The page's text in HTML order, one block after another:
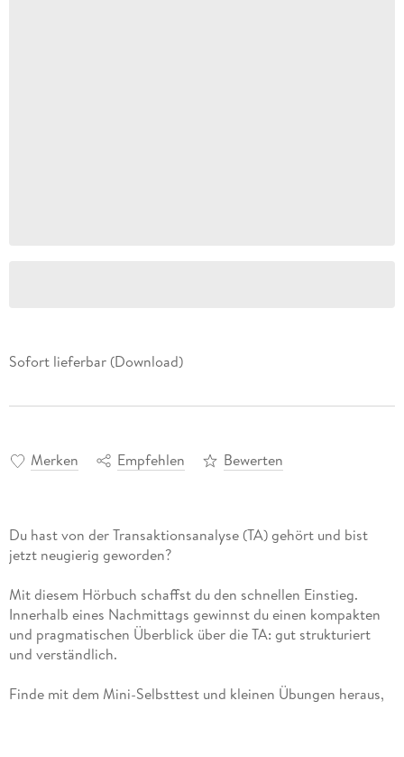
Sofort lieferbar (Download)
Merken Empfehlen Bewerten
Du hast von der Transaktionsanalyse (TA) gehört und bist
jetzt neugierig geworden?
Mit diesem Hörbuch schaffst du den schnellen Einstieg.
Innerhalb eines Nachmittags gewinnst du einen kompakten
und pragmatischen Überblick über die TA: gut strukturiert
und verständlich.
Finde mit dem Mini-Selbsttest und kleinen Übungen heraus,